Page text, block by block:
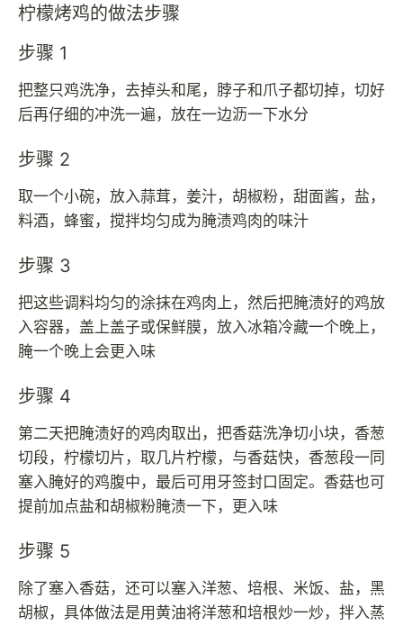
柠檬烤鸡的做法步骤
步骤 1
把整只鸡洗净，去掉头和尾，脖子和爪子都切掉，切好
后再仔细的冲洗一遍，放在一边沥一下水分
步骤 2
取一个小碗，放入蒜茸，姜汁，胡椒粉，甜面酱，盐，
料酒，蜂蜜，搅拌均匀成为腌渍鸡肉的味汁
步骤 3
把这些调料均匀的涂抹在鸡肉上，然后把腌渍好的鸡放
入容器，盖上盖子或保鲜膜，放入冰箱冷藏一个晚上，
腌一个晚上会更入味
步骤 4
第二天把腌渍好的鸡肉取出，把香菇洗净切小块，香葱
切段，柠檬切片，取几片柠檬，与香菇快，香葱段一同
塞入腌好的鸡腹中，最后可用牙签封口固定。香菇也可
提前加点盐和胡椒粉腌渍一下，更入味
步骤 5
除了塞入香菇，还可以塞入洋葱、培根、米饭、盐，黑
胡椒，具体做法是用黄油将洋葱和培根炒一炒，拌入蒸